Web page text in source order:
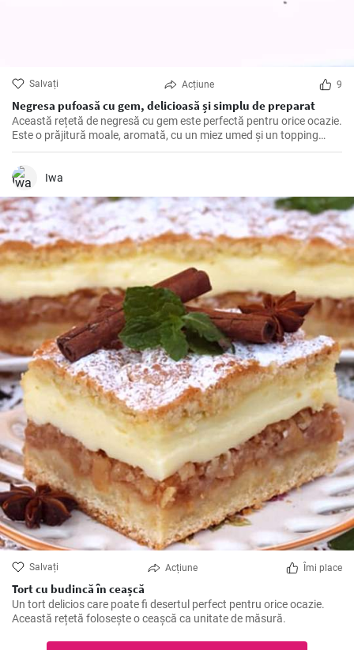
Salvați Acțiune 9
Negresa pufoasă cu gem, delicioasă și simplu de preparat
Această rețetă de negresă cu gem este perfectă pentru orice ocazie.
Este o prăjitură moale, aromată, cu un miez umed și un topping
dulce de gem cu fructe. O rețetă simplă, cu ingrediente obișnuite,
care poate fi făcută rapid și ușor.
Iwa
Salvați Acțiune Îmi place
Tort cu budincă în ceașcă
Un tort delicios care poate fi desertul perfect pentru orice ocazie.
Această rețetă folosește o ceașcă ca unitate de măsură.